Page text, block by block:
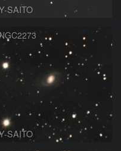
SAITO
SAITO